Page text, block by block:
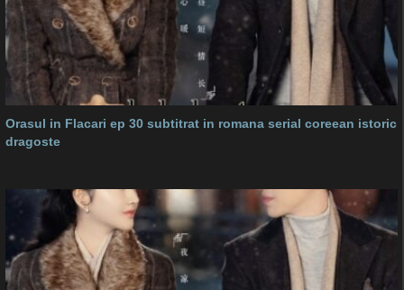
Orasul in Flacari ep 30 subtitrat in romana serial coreean istoric
dragoste